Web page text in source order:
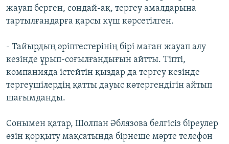
жауап берген, сондай-ақ, тергеу амалдарына
тартылғандарға қарсы күш көрсетілген.
- Тайырдың әріптестерінің бірі маған жауап алу
кезінде ұрып-соғылғандығын айтты. Тіпті,
компанияда істейтін қыздар да тергеу кезінде
тергеушілердің қатты дауыс көтергендігін айтып
шағымданды.
Сонымен қатар, Шолпан Әблязова белгісіз біреулер
өзін қорқыту мақсатында бірнеше мәрте телефон